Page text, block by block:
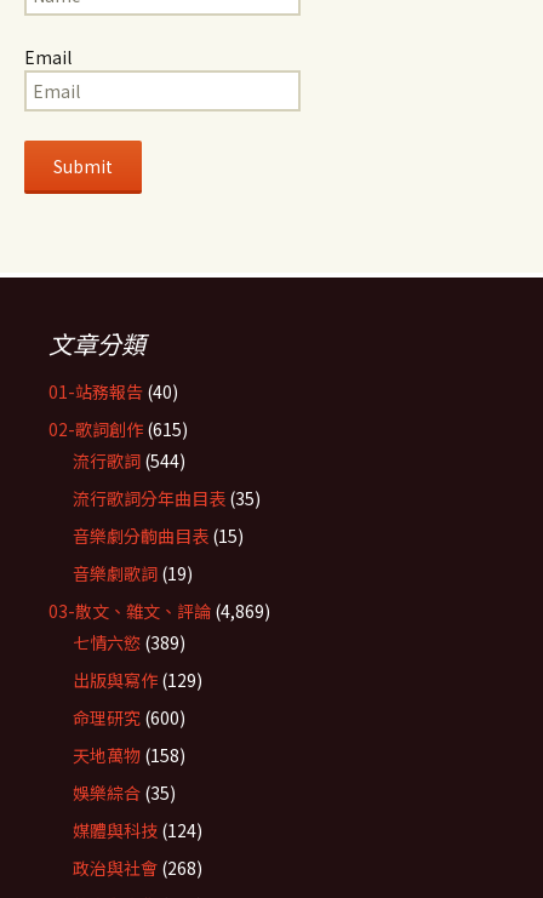
Email
文章分類
01-站務報告 (40)
02-歌詞創作 (615)
流行歌詞 (544)
流行歌詞分年曲目表 (35)
音樂劇分齣曲目表 (15)
音樂劇歌詞 (19)
03-散文、雜文、評論 (4,869)
七情六慾 (389)
出版與寫作 (129)
命理研究 (600)
天地萬物 (158)
娛樂綜合 (35)
媒體與科技 (124)
政治與社會 (268)